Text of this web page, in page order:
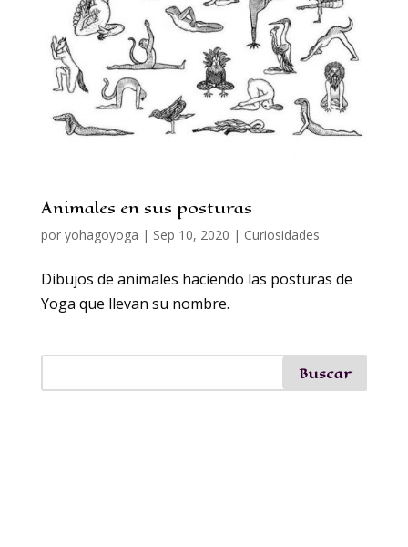
Animales en sus posturas
por yohagoyoga | Sep 10, 2020 | Curiosidades
Dibujos de animales haciendo las posturas de
Yoga que llevan su nombre.